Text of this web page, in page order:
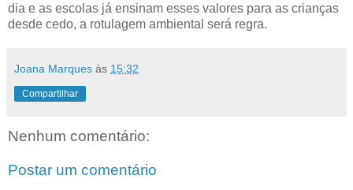
dia e as escolas já ensinam esses valores para as crianças
desde cedo, a rotulagem ambiental será regra.
Joana Marques às 15:32
Compartilhar
Nenhum comentário:
Postar um comentário